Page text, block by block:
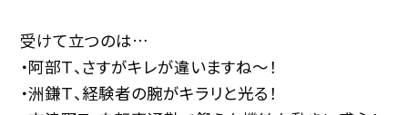
受けて立つのは…
・阿部Ｔ、さすがキレが違いますね〜！
・洲鎌Ｔ、経験者の腕がキラリと光る！